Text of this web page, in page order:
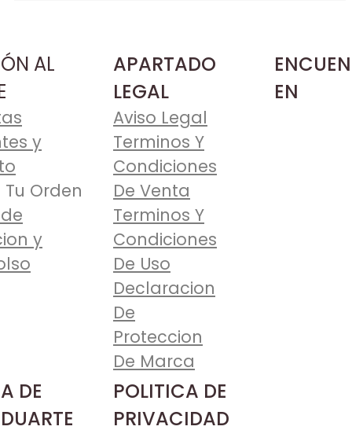
AL
y
Orden
y
APARTADO
LEGAL
Aviso Legal
Terminos Y
Condiciones
De Venta
Terminos Y
Condiciones
De Uso
Declaracion
De
Proteccion
De Marca
EN
DE
POLITICA DE
PRIVACIDAD